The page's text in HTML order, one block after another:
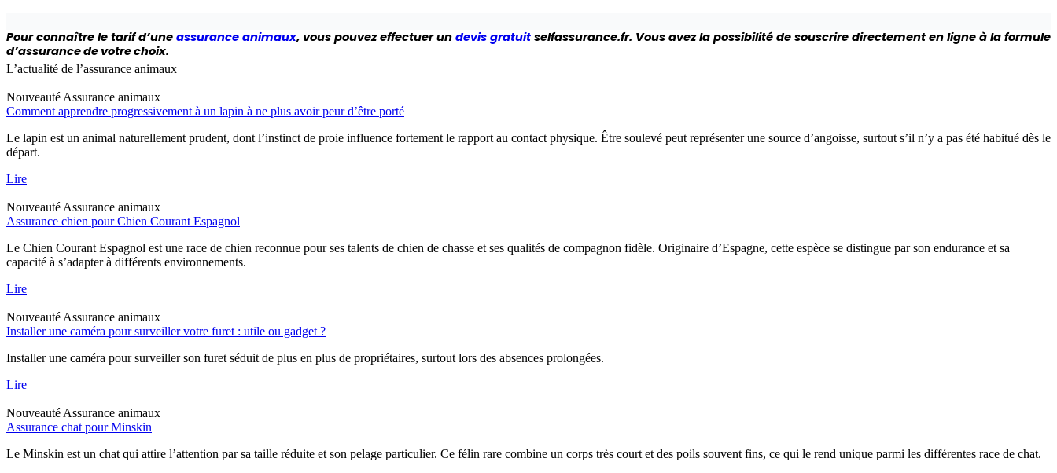
Pour connaître le tarif d’une assurance animaux, vous pouvez effectuer un devis gratuit selfassurance.fr. Vous avez la possibilité de souscrire directement en ligne à la formule
d’assurance de votre choix.
L’actualité de l’assurance animaux
Nouveauté Assurance animaux
Comment apprendre progressivement à un lapin à ne plus avoir peur d’être porté
Le lapin est un animal naturellement prudent, dont l’instinct de proie influence fortement le rapport au contact physique. Être soulevé peut représenter une source d’angoisse, surtout s’il n’y a pas été habitué dès le
départ.
Lire
Nouveauté Assurance animaux
Assurance chien pour Chien Courant Espagnol
Le Chien Courant Espagnol est une race de chien reconnue pour ses talents de chien de chasse et ses qualités de compagnon fidèle. Originaire d’Espagne, cette espèce se distingue par son endurance et sa
capacité à s’adapter à différents environnements.
Lire
Nouveauté Assurance animaux
Installer une caméra pour surveiller votre furet : utile ou gadget ?
Installer une caméra pour surveiller son furet séduit de plus en plus de propriétaires, surtout lors des absences prolongées.
Lire
Nouveauté Assurance animaux
Assurance chat pour Minskin
Le Minskin est un chat qui attire l’attention par sa taille réduite et son pelage particulier. Ce félin rare combine un corps très court et des poils souvent fins, ce qui le rend unique parmi les différentes race de chat.